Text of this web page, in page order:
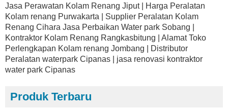
Jasa Perawatan Kolam Renang Jiput | Harga Peralatan
Kolam renang Purwakarta | Supplier Peralatan Kolam
Renang Cihara Jasa Perbaikan Water park Sobang |
Kontraktor Kolam Renang Rangkasbitung | Alamat Toko
Perlengkapan Kolam renang Jombang | Distributor
Peralatan waterpark Cipanas | jasa renovasi kontraktor
water park Cipanas
Produk Terbaru